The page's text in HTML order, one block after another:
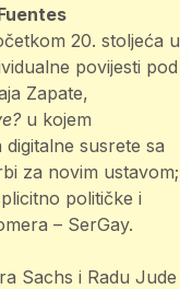
20. stoljeća u
povijesti pod
Zapate,
u kojem
susrete sa
za novim ustavom;
političke i
– SerGay.
Sachs i Radu Jude